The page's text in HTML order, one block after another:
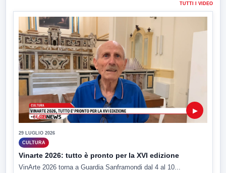
TUTTI I VIDEO
▶
29 LUGLIO 2026
CULTURA
Vinarte 2026: tutto è pronto per la XVI edizione
VinArte 2026 torna a Guardia Sanframondi dal 4 al 10...